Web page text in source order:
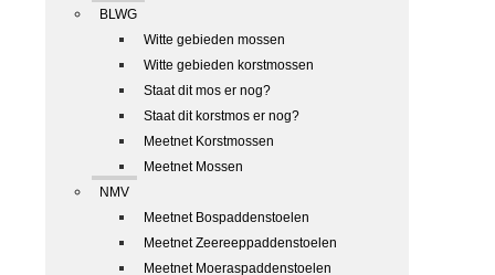
BLWG
Witte gebieden mossen
Witte gebieden korstmossen
Staat dit mos er nog?
Staat dit korstmos er nog?
Meetnet Korstmossen
Meetnet Mossen
NMV
Meetnet Bospaddenstoelen
Meetnet Zeereeppaddenstoelen
Meetnet Moeraspaddenstoelen